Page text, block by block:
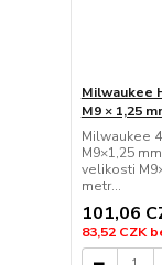
Milwaukee
M9 × 1,25
Milwaukee
M9×1,25
velikosti
metr...
101,06
83,52 CZK